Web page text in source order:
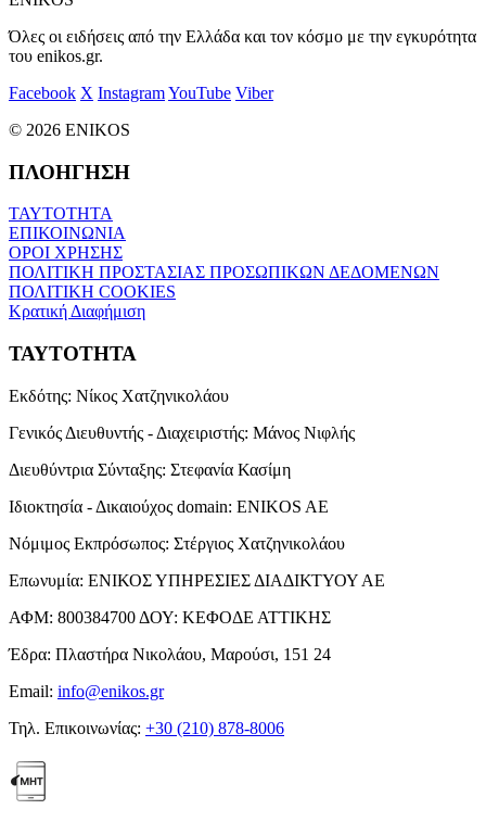
Όλες οι ειδήσεις από την Ελλάδα και τον κόσμο με την εγκυρότητα
του enikos.gr.
Facebook X InstagramYouTube Viber
© 2026 ENIKOS
ΠΛΟΗΓΗΣΗ
ΤΑΥΤΟΤΗΤΑ
ΕΠΙΚΟΙΝΩΝΙΑ
ΟΡΟΙ ΧΡΗΣΗΣ
ΠΟΛΙΤΙΚΗ ΠΡΟΣΤΑΣΙΑΣ ΠΡΟΣΩΠΙΚΩΝ ΔΕΔΟΜΕΝΩΝ
ΠΟΛΙΤΙΚΗ COOKIES
Κρατική Διαφήμιση
ΤΑΥΤΟΤΗΤΑ
Εκδότης: Νίκος Χατζηνικολάου
Γενικός Διευθυντής - Διαχειριστής: Μάνος Νιφλής
Διευθύντρια Σύνταξης: Στεφανία Κασίμη
Ιδιοκτησία - Δικαιούχος domain: ENIKOS AE
Νόμιμος Εκπρόσωπος: Στέργιος Χατζηνικολάου
Επωνυμία: ΕΝΙΚΟΣ ΥΠΗΡΕΣΙΕΣ ΔΙΑΔΙΚΤΥΟΥ ΑΕ
ΑΦΜ: 800384700 ΔΟΥ: ΚΕΦΟΔΕ ΑΤΤΙΚΗΣ
Έδρα: Πλαστήρα Νικολάου, Μαρούσι, 151 24
Email: info@enikos.gr
Τηλ. Επικοινωνίας: +30 (210) 878-8006